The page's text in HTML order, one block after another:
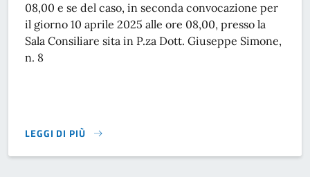
08,00 e se del caso, in seconda convocazione per
il giorno 10 aprile 2025 alle ore 08,00, presso la
Sala Consiliare sita in P.za Dott. Giuseppe Simone,
n. 8
LEGGI DI PIÙ